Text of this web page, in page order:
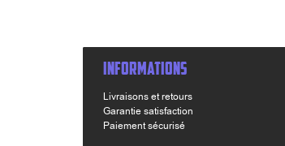
INFORMATIONS
Livraisons et retours
Garantie satisfaction
Paiement sécurisé